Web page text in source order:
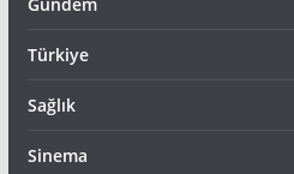
Türkiye
Sağlık
Sinema